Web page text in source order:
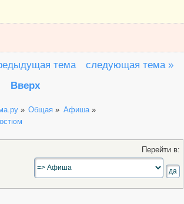
тема
следующая тема »
Вверх
» Общая » Афиша»
Перейти в: